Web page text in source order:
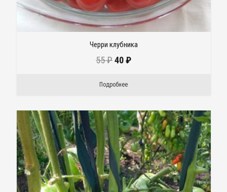
Черри клубника
55₽40₽
Подробнее